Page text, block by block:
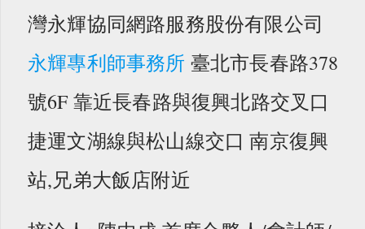
灣永輝協同網路服務股份有限公司
永輝專利師事務所 臺北市長春路378
號6F 靠近長春路與復興北路交叉口
捷運文湖線與松山線交口 南京復興
站,兄弟大飯店附近